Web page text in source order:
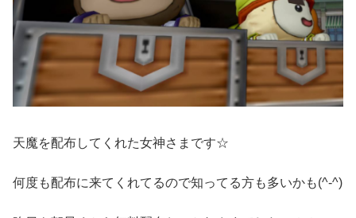
天魔を配布してくれた女神さまです☆
何度も配布に来てくれてるので知ってる方も多いかも(^-^)